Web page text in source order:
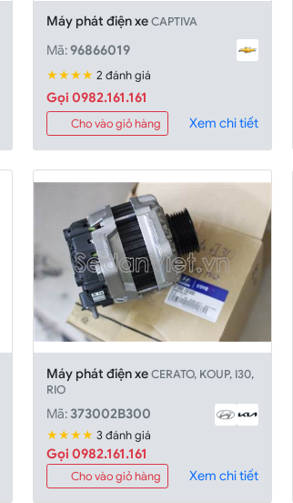
Máy phát điện xeCAPTIVA
Mã:96866019
★★★★ 2 đánh giá
Gọi 0982.161.161
Cho vào giỏ hàng Xem chi tiết
Máy phát điện xeCERATO, KOUP, I30,
RIO
Mã: 373002B300
★★★★ 3 đánh giá
Gọi 0982.161.161
Cho vào giỏ hàng Xem chi tiết